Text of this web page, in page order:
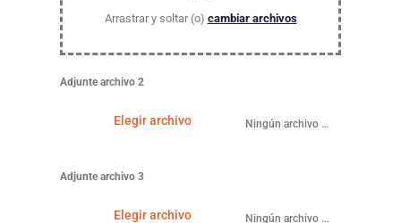
Arrastrar y soltar (o) cambiar archivos
Adjunte archivo 2
Elegir archivo Ningún archivo seleccionado
Adjunte archivo 3
Elegir archivo Ningún archivo seleccionado